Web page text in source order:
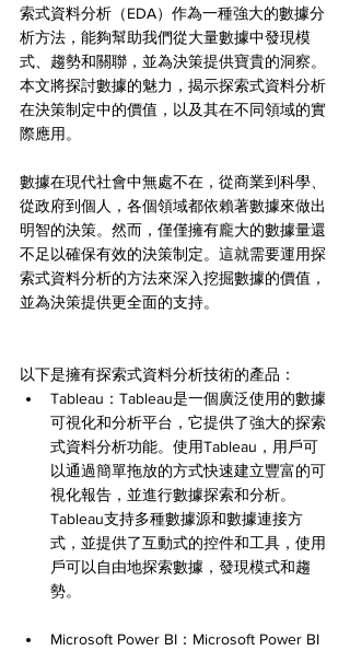
索式資料分析（EDA）作為一種強大的數據分
析方法，能夠幫助我們從大量數據中發現模
式、趨勢和關聯，並為決策提供寶貴的洞察。
本文將探討數據的魅力，揭示探索式資料分析
在決策制定中的價值，以及其在不同領域的實
際應用。
數據在現代社會中無處不在，從商業到科學、
從政府到個人，各個領域都依賴著數據來做出
明智的決策。然而，僅僅擁有龐大的數據量還
不足以確保有效的決策制定。這就需要運用探
索式資料分析的方法來深入挖掘數據的價值，
並為決策提供更全面的支持。
以下是擁有探索式資料分析技術的產品：
Tableau：Tableau是一個廣泛使用的數據
可視化和分析平台，它提供了強大的探索
式資料分析功能。使用Tableau，用戶可
以通過簡單拖放的方式快速建立豐富的可
視化報告，並進行數據探索和分析。
Tableau支持多種數據源和數據連接方
式，並提供了互動式的控件和工具，使用
戶可以自由地探索數據，發現模式和趨
勢。
Microsoft Power BI：Microsoft Power BI